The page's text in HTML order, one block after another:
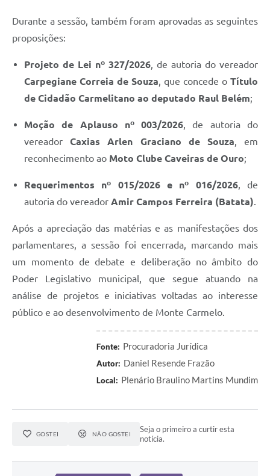
Durante a sessão, também foram aprovadas as seguintes
proposições:
Projeto de Lei nº 327/2026, de autoria do vereador
Carpegiane Correia de Souza, que concede o Título
de Cidadão Carmelitano ao deputado Raul Belém;
Moção de Aplauso nº 003/2026, de autoria do
vereadorCaxias Arlen Graciano de Souza, em
reconhecimento ao Moto Clube Caveiras de Ouro;
Requerimentos nº 015/2026 e nº 016/2026, de
autoria do vereador Amir Campos Ferreira (Batata).
Após a apreciação das matérias e as manifestações dos
parlamentares, a sessão foi encerrada, marcando mais
um momento de debate e deliberação no âmbito do
Poder Legislativo municipal, que segue atuando na
análise de projetos e iniciativas voltadas ao interesse
público e ao desenvolvimento de Monte Carmelo.
Fonte: Procuradoria Jurídica
Autor: Daniel Resende Frazão
Local: Plenário Braulino Martins Mundim
GOSTEI NÃO GOSTEI
Seja o primeiro a curtir esta
notícia.